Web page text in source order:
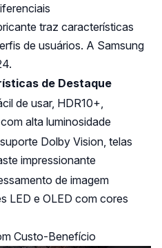
traz características
de usuários. A Samsung
de Destaque
de usar, HDR10+,
alta luminosidade
Dolby Vision, telas
impressionante
de imagem
LED e OLED com cores
Custo-Benefício